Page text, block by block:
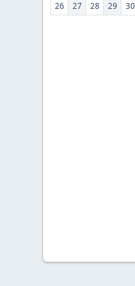
26
27 28 29 30